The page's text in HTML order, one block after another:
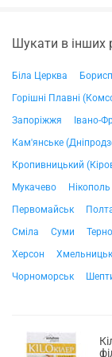
Шукати в інших
Біла Церква
Горішні Плавні
Запоріжжя
Івано-
Кам'янське
Кропивницький
Мукачево
Нікополь
Первомайськ
Сміла
Суми
Херсон
Чорноморськ